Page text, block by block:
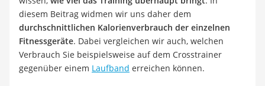
diesem Beitrag widmen wir uns daher dem
durchschnittlichen Kalorienverbrauch der einzelnen
Fitnessgeräte. Dabei vergleichen wir auch, welchen
Verbrauch Sie beispielsweise auf dem Crosstrainer
gegenüber einem Laufband erreichen können.